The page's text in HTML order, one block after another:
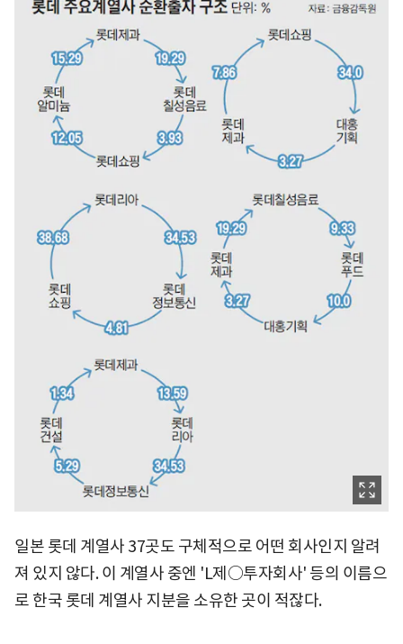
일본 롯데 계열사 37곳도 구체적으로 어떤 회사인지 알려
져 있지 않다. 이 계열사 중엔 'L제○투자회사' 등의 이름으
로 한국 롯데 계열사 지분을 소유한 곳이 적잖다.